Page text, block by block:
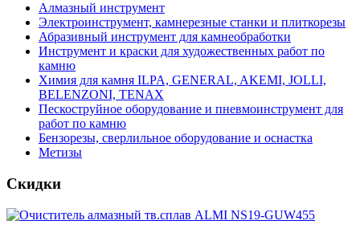
Алмазный инструмент
Электроинструмент, камнерезные станки и плиткорезы
Абразивный инструмент для камнеобработки
Инструмент и краски для художественных работ по
камню
Химия для камня ILPA, GENERAL, AKEMI, JOLLI,
BELENZONI, TENAX
Пескоструйное оборудование и пневмоинструмент для
работ по камню
Бензорезы, сверлильное оборудование и оснастка
Метизы
Скидки